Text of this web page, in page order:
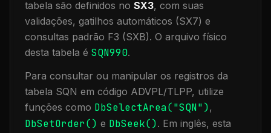
tabela são definidos no SX3, com suas
validações, gatilhos automáticos (SX7) e
consultas padrão F3 (SXB). O arquivo físico
desta tabela é SQN990.
Para consultar ou manipular os registros da
tabela SQN em código ADVPL/TLPP, utilize
funções como DbSelectArea("SQN"),
DbSetOrder() e DbSeek(). Em inglês, esta